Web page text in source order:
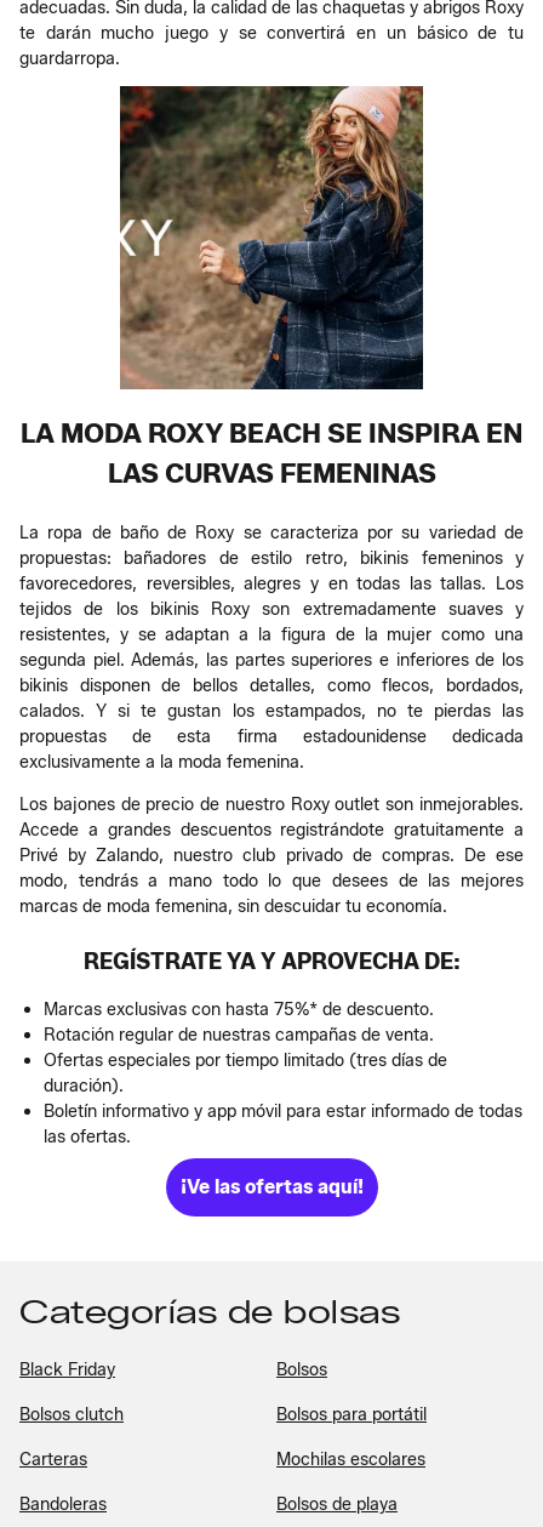
adecuadas. Sin duda, la calidad de las chaquetas y abrigos Roxy
te darán mucho juego y se convertirá en un básico de tu
guardarropa.
LA MODA ROXY BEACH SE INSPIRA EN
LAS CURVAS FEMENINAS
La ropa de baño de Roxy se caracteriza por su variedad de
propuestas: bañadores de estilo retro, bikinis femeninos y
favorecedores, reversibles, alegres y en todas las tallas. Los
tejidos de los bikinis Roxy son extremadamente suaves y
resistentes, y se adaptan a la figura de la mujer como una
segunda piel. Además, las partes superiores e inferiores de los
bikinis disponen de bellos detalles, como flecos, bordados,
calados. Y si te gustan los estampados, no te pierdas las
propuestas de esta firma estadounidense dedicada
exclusivamente a la moda femenina.
Los bajones de precio de nuestro Roxy outlet son inmejorables.
Accede a grandes descuentos registrándote gratuitamente a
Privé by Zalando, nuestro club privado de compras. De ese
modo, tendrás a mano todo lo que desees de las mejores
marcas de moda femenina, sin descuidar tu economía.
REGÍSTRATE YA Y APROVECHA DE:
Marcas exclusivas con hasta 75%* de descuento.
Rotación regular de nuestras campañas de venta.
Ofertas especiales por tiempo limitado (tres días de
duración).
Boletín informativo y app móvil para estar informado de todas
las ofertas.
¡Ve las ofertas aquí!
Categorías de bolsas
Black Friday Bolsos
Bolsos clutch Bolsos para portátil
Carteras Mochilas escolares
Bandoleras Bolsos de playa